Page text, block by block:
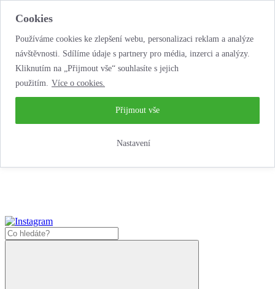
Cookies
Používáme cookies ke zlepšení webu, personalizaci reklam a analýze
návštěvnosti. Sdílíme údaje s partnery pro média, inzerci a analýzy.
Kliknutím na „Přijmout vše“ souhlasíte s jejich
použitím. Více o cookies.
Nastavení
Přijmout vše
...neobyčejná jízda životem!